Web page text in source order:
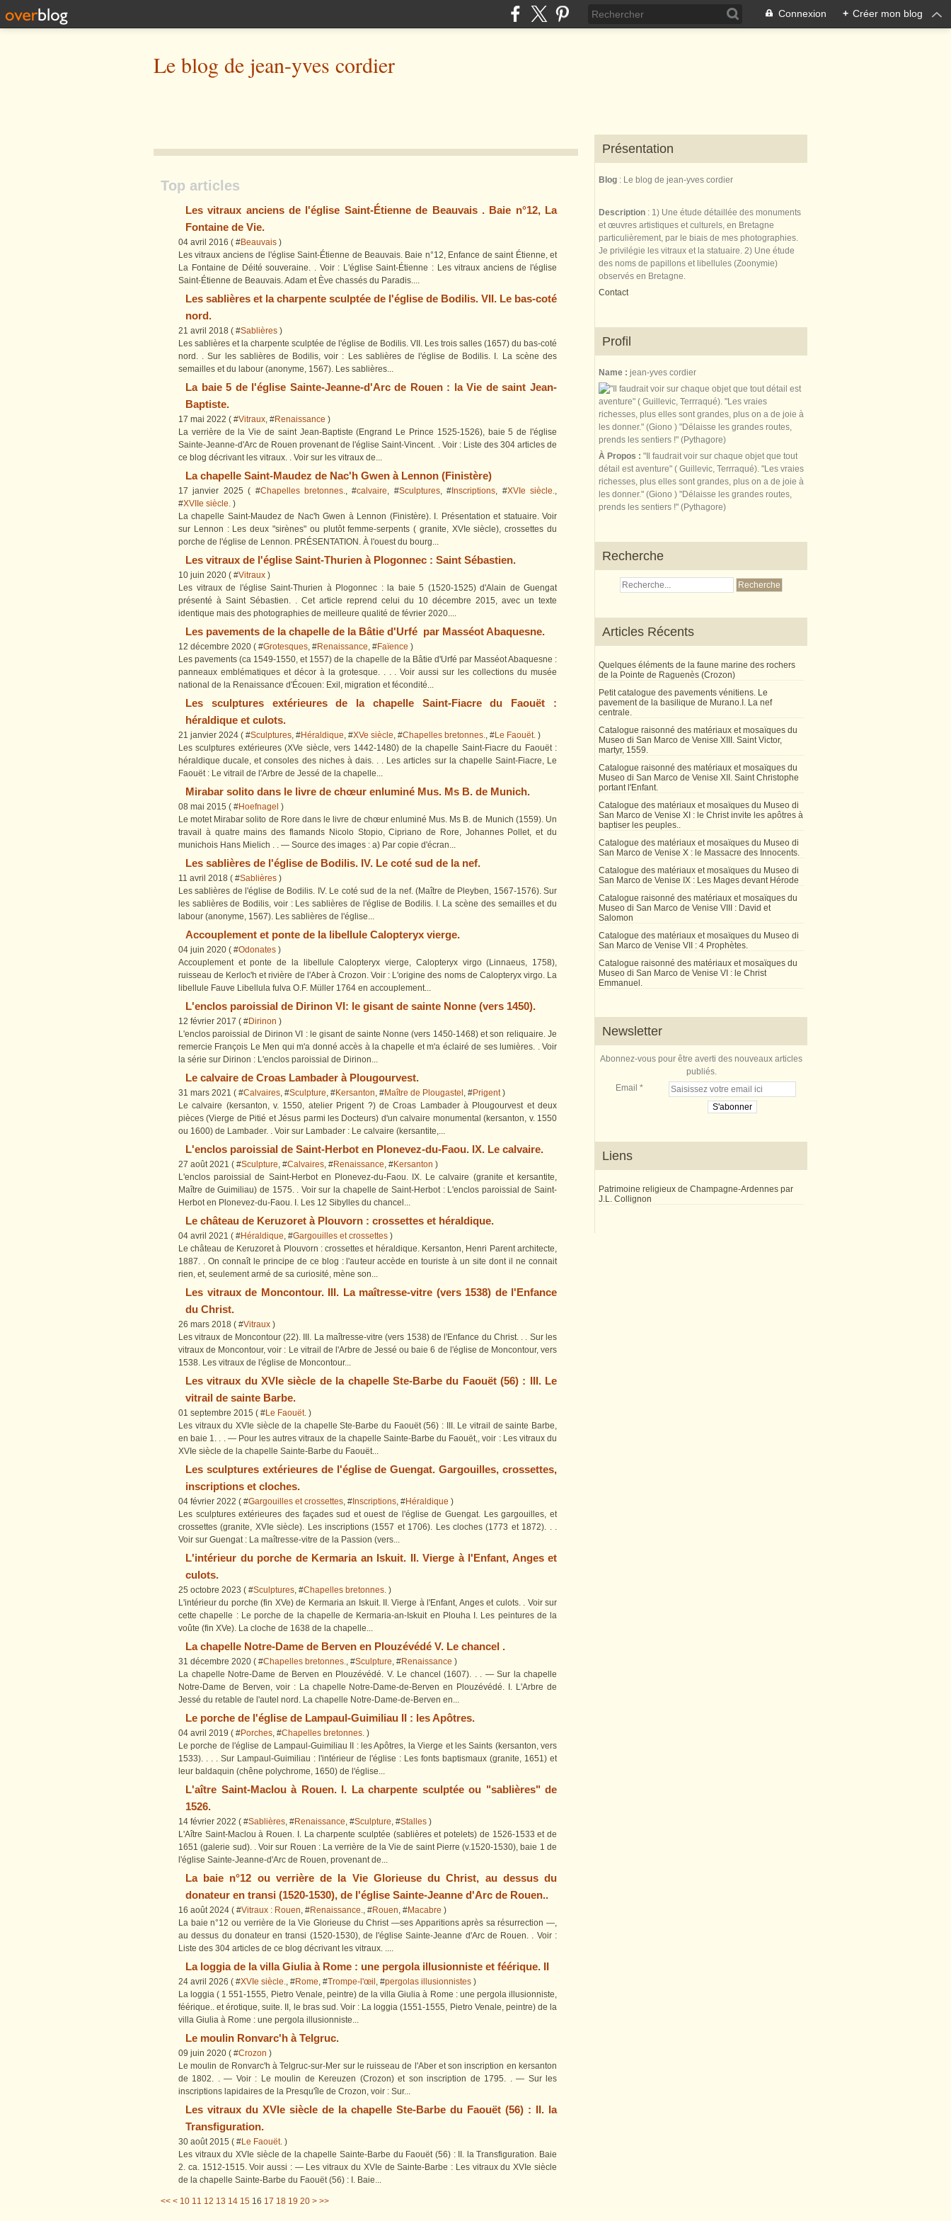
Connexion + Créer mon blog
Le blog de jean-yves cordier
Top articles
Les vitraux anciens de l'église Saint-Étienne de Beauvais . Baie n°12, La
Fontaine de Vie.
04 avril 2016 ( #Beauvais )
Les vitraux anciens de l'église Saint-Étienne de Beauvais. Baie n°12, Enfance de saint Étienne, et
La Fontaine de Déité souveraine. . Voir : L'église Saint-Étienne : Les vitraux anciens de l'église
Saint-Étienne de Beauvais. Adam et Ève chassés du Paradis....
Les sablières et la charpente sculptée de l'église de Bodilis. VII. Le bas-coté
nord.
21 avril 2018 ( #Sablières )
Les sablières et la charpente sculptée de l'église de Bodilis. VII. Les trois salles (1657) du bas-coté
nord. . Sur les sablières de Bodilis, voir : Les sablières de l'église de Bodilis. I. La scène des
semailles et du labour (anonyme, 1567). Les sablières...
La baie 5 de l'église Sainte-Jeanne-d'Arc de Rouen : la Vie de saint Jean-
Baptiste.
17 mai 2022 ( #Vitraux , #Renaissance )
La verrière de la Vie de saint Jean-Baptiste (Engrand Le Prince 1525-1526), baie 5 de l'église
Sainte-Jeanne-d'Arc de Rouen provenant de l'église Saint-Vincent. . Voir : Liste des 304 articles de
ce blog décrivant les vitraux. . Voir sur les vitraux de...
La chapelle Saint-Maudez de Nac'h Gwen à Lennon (Finistère)
17 janvier 2025 ( #Chapelles bretonnes. , #calvaire , #Sculptures, #Inscriptions , #XVIe siècle.
#XVIIe siècle. )
La chapelle Saint-Maudez de Nac'h Gwen à Lennon (Finistère). I. Présentation et statuaire. Voir
sur Lennon : Les deux "sirènes" ou plutôt femme-serpents ( granite, XVIe siècle), crossettes du
porche de l'église de Lennon. PRÉSENTATION. À l'ouest du bourg...
Les vitraux de l'église Saint-Thurien à Plogonnec : Saint Sébastien.
10 juin 2020 ( #Vitraux )
Les vitraux de l'église Saint-Thurien à Plogonnec : la baie 5 (1520-1525) d'Alain de Guengat
présenté à Saint Sébastien. . Cet article reprend celui du 10 décembre 2015, avec un texte
identique mais des photographies de meilleure qualité de février 2020....
Les pavements de la chapelle de la Bâtie d'Urfé par Masséot Abaquesne.
12 décembre 2020 ( #Grotesques , #Renaissance , #Faïence )
Les pavements (ca 1549-1550, et 1557) de la chapelle de la Bâtie d'Urfé par Masséot Abaquesne :
panneaux emblématiques et décor à la grotesque. . . . Voir aussi sur les collections du musée
national de la Renaissance d'Écouen: Exil, migration et fécondité...
Les sculptures extérieures de la chapelle Saint-Fiacre du Faouët :
héraldique et culots.
21 janvier 2024 ( #Sculptures , #Héraldique , #XVe siècle , #Chapelles bretonnes. , #Le Faouët. )
Les sculptures extérieures (XVe siècle, vers 1442-1480) de la chapelle Saint-Fiacre du Faouët :
héraldique ducale, et consoles des niches à dais. . . Les articles sur la chapelle Saint-Fiacre, Le
Faouët : Le vitrail de l'Arbre de Jessé de la chapelle...
Mirabar solito dans le livre de chœur enluminé Mus. Ms B. de Munich.
08 mai 2015 ( #Hoefnagel )
Le motet Mirabar solito de Rore dans le livre de chœur enluminé Mus. Ms B. de Munich (1559). Un
travail à quatre mains des flamands Nicolo Stopio, Cipriano de Rore, Johannes Pollet, et du
munichois Hans Mielich . . — Source des images : a) Par copie d'écran...
Les sablières de l'église de Bodilis. IV. Le coté sud de la nef.
11 avril 2018 ( #Sablières )
Les sablières de l'église de Bodilis. IV. Le coté sud de la nef. (Maître de Pleyben, 1567-1576). Sur
les sablières de Bodilis, voir : Les sablières de l'église de Bodilis. I. La scène des semailles et du
labour (anonyme, 1567). Les sablières de l'église...
Accouplement et ponte de la libellule Calopteryx vierge.
04 juin 2020 ( #Odonates )
Accouplement et ponte de la libellule Calopteryx vierge, Calopteryx virgo (Linnaeus, 1758),
ruisseau de Kerloc'h et rivière de l'Aber à Crozon. Voir : L'origine des noms de Calopteryx virgo. La
libellule Fauve Libellula fulva O.F. Müller 1764 en accouplement...
L'enclos paroissial de Dirinon VI: le gisant de sainte Nonne (vers 1450).
12 février 2017 ( #Dirinon )
L'enclos paroissial de Dirinon VI : le gisant de sainte Nonne (vers 1450-1468) et son reliquaire. Je
remercie François Le Men qui m'a donné accès à la chapelle et m'a éclairé de ses lumières. . Voir
la série sur Dirinon : L'enclos paroissial de Dirinon...
Le calvaire de Croas Lambader à Plougourvest.
31 mars 2021 ( #Calvaires , #Sculpture , #Kersanton , #Maître de Plougastel , #Prigent)
Le calvaire (kersanton, v. 1550, atelier Prigent ?) de Croas Lambader à Plougourvest et deux
pièces (Vierge de Pitié et Jésus parmi les Docteurs) d'un calvaire monumental (kersanton, v. 1550
ou 1600) de Lambader. . Voir sur Lambader : Le calvaire (kersantite,...
L'enclos paroissial de Saint-Herbot en Plonevez-du-Faou. IX. Le calvaire.
27 août 2021 ( #Sculpture , #Calvaires , #Renaissance , #Kersanton )
L'enclos paroissial de Saint-Herbot en Plonevez-du-Faou. IX. Le calvaire (granite et kersantite,
Maître de Guimiliau) de 1575. . Voir sur la chapelle de Saint-Herbot : L'enclos paroissial de Saint-
Herbot en Plonevez-du-Faou. I. Les 12 Sibylles du chancel...
Le château de Keruzoret à Plouvorn : crossettes et héraldique.
04 avril 2021 ( #Héraldique , #Gargouilles et crossettes )
Le château de Keruzoret à Plouvorn : crossettes et héraldique. Kersanton, Henri Parent architecte,
1887. . On connaît le principe de ce blog : l'auteur accède en touriste à un site dont il ne connait
rien, et, seulement armé de sa curiosité, mène son...
Les vitraux de Moncontour. III. La maîtresse-vitre (vers 1538) de l'Enfance
du Christ.
26 mars 2018 ( #Vitraux )
Les vitraux de Moncontour (22). III. La maîtresse-vitre (vers 1538) de l'Enfance du Christ. . . Sur les
vitraux de Moncontour, voir : Le vitrail de l'Arbre de Jessé ou baie 6 de l'église de Moncontour, vers
1538. Les vitraux de l'église de Moncontour...
Les vitraux du XVIe siècle de la chapelle Ste-Barbe du Faouët (56) : III. Le
vitrail de sainte Barbe.
01 septembre 2015 ( #Le Faouët. )
Les vitraux du XVIe siècle de la chapelle Ste-Barbe du Faouët (56) : III. Le vitrail de sainte Barbe,
en baie 1. . . — Pour les autres vitraux de la chapelle Sainte-Barbe du Faouët,, voir : Les vitraux du
XVIe siècle de la chapelle Sainte-Barbe du Faouët...
Les sculptures extérieures de l'église de Guengat. Gargouilles, crossettes,
inscriptions et cloches.
04 février 2022 ( #Gargouilles et crossettes , #Inscriptions , #Héraldique )
Les sculptures extérieures des façades sud et ouest de l'église de Guengat. Les gargouilles, et
crossettes (granite, XVIe siècle). Les inscriptions (1557 et 1706). Les cloches (1773 et 1872). . .
Voir sur Guengat : La maîtresse-vitre de la Passion (vers...
L'intérieur du porche de Kermaria an Iskuit. II. Vierge à l'Enfant, Anges et
culots.
25 octobre 2023 ( #Sculptures , #Chapelles bretonnes. )
L'intérieur du porche (fin XVe) de Kermaria an Iskuit. II. Vierge à l'Enfant, Anges et culots. . Voir sur
cette chapelle : Le porche de la chapelle de Kermaria-an-Iskuit en Plouha I. Les peintures de la
voûte (fin XVe). La cloche de 1638 de la chapelle...
La chapelle Notre-Dame de Berven en Plouzévédé V. Le chancel .
31 décembre 2020 ( #Chapelles bretonnes. , #Sculpture , #Renaissance )
La chapelle Notre-Dame de Berven en Plouzévédé. V. Le chancel (1607). . . — Sur la chapelle
Notre-Dame de Berven, voir : La chapelle Notre-Dame-de-Berven en Plouzévédé. I. L'Arbre de
Jessé du retable de l'autel nord. La chapelle Notre-Dame-de-Berven en...
Le porche de l'église de Lampaul-Guimiliau II : les Apôtres.
04 avril 2019 ( #Porches , #Chapelles bretonnes. )
Le porche de l'église de Lampaul-Guimiliau II : les Apôtres, la Vierge et les Saints (kersanton, vers
1533). . . . Sur Lampaul-Guimiliau : l'intérieur de l'église : Les fonts baptismaux (granite, 1651) et
leur baldaquin (chêne polychrome, 1650) de l'église...
L'aître Saint-Maclou à Rouen. I. La charpente sculptée ou "sablières" de
1526.
14 février 2022 ( #Sablières , #Renaissance , #Sculpture , #Stalles )
L'Aître Saint-Maclou à Rouen. I. La charpente sculptée (sablières et potelets) de 1526-1533 et de
1651 (galerie sud). . Voir sur Rouen : La verrière de la Vie de saint Pierre (v.1520-1530), baie 1 de
l'église Sainte-Jeanne-d'Arc de Rouen, provenant de...
La baie n°12 ou verrière de la Vie Glorieuse du Christ, au dessus du
donateur en transi (1520-1530), de l'église Sainte-Jeanne d'Arc de Rouen..
16 août 2024 ( #Vitraux : Rouen , #Renaissance. , #Rouen , #Macabre )
La baie n°12 ou verrière de la Vie Glorieuse du Christ —ses Apparitions après sa résurrection —,
au dessus du donateur en transi (1520-1530), de l'église Sainte-Jeanne d'Arc de Rouen. . Voir :
Liste des 304 articles de ce blog décrivant les vitraux. ....
La loggia de la villa Giulia à Rome : une pergola illusionniste et féérique. II
24 avril 2026 ( #XVIe siècle. , #Rome , #Trompe-l'œil , #pergolas illusionnistes )
La loggia ( 1 551-1555, Pietro Venale, peintre) de la villa Giulia à Rome : une pergola illusionniste,
féérique.. et érotique, suite. II, le bras sud. Voir : La loggia (1551-1555, Pietro Venale, peintre) de la
villa Giulia à Rome : une pergola illusionniste...
Le moulin Ronvarc'h à Telgruc.
09 juin 2020 ( #Crozon )
Le moulin de Ronvarc'h à Telgruc-sur-Mer sur le ruisseau de l'Aber et son inscription en kersanton
de 1802. . — Voir : Le moulin de Kereuzen (Crozon) et son inscription de 1795. . — Sur les
inscriptions lapidaires de la Presqu'île de Crozon, voir : Sur...
Les vitraux du XVIe siècle de la chapelle Ste-Barbe du Faouët (56) : II. la
Transfiguration.
30 août 2015 ( #Le Faouët. )
Les vitraux du XVIe siècle de la chapelle Sainte-Barbe du Faouët (56) : II. la Transfiguration. Baie
2. ca. 1512-1515. Voir aussi : — Les vitraux du XVIe de Sainte-Barbe : Les vitraux du XVIe siècle
de la chapelle Sainte-Barbe du Faouët (56) : I. Baie...
<< < 10 11 12 13 14 15 16 17 18 19 20 30
40
50
60
70
80
90
> >>
Présentation
Blog : Le blog de jean-yves cordier
Description : 1) Une étude détaillée des monuments
et œuvres artistiques et culturels, en Bretagne
particulièrement, par le biais de mes photographies.
Je privilégie les vitraux et la statuaire. 2) Une étude
des noms de papillons et libellules (Zoonymie)
observés en Bretagne.
Contact
Profil
Name : jean-yves cordier
À Propos : "Il faudrait voir sur chaque objet que tout
détail est aventure" ( Guillevic, Terrraqué). "Les vraies
richesses, plus elles sont grandes, plus on a de joie à
les donner." (Giono ) "Délaisse les grandes routes,
prends les sentiers !" (Pythagore)
Recherche
Articles Récents
Quelques éléments de la faune marine des rochers
de la Pointe de Raguenès (Crozon)
Petit catalogue des pavements vénitiens. Le
pavement de la basilique de Murano.I. La nef
centrale.
Catalogue raisonné des matériaux et mosaïques du
Museo di San Marco de Venise XIII. Saint Victor,
martyr, 1559.
Catalogue raisonné des matériaux et mosaïques du
Museo di San Marco de Venise XII. Saint Christophe
portant l'Enfant.
Catalogue des matériaux et mosaïques du Museo di
San Marco de Venise XI : le Christ invite les apôtres à
baptiser les peuples..
Catalogue des matériaux et mosaïques du Museo di
San Marco de Venise X : le Massacre des Innocents.
Catalogue des matériaux et mosaïques du Museo di
San Marco de Venise IX : Les Mages devant Hérode
Catalogue raisonné des matériaux et mosaïques du
Museo di San Marco de Venise VIII : David et
Salomon
Catalogue des matériaux et mosaïques du Museo di
San Marco de Venise VII : 4 Prophètes.
Catalogue raisonné des matériaux et mosaïques du
Museo di San Marco de Venise VI : le Christ
Emmanuel.
Newsletter
Abonnez-vous pour être averti des nouveaux articles
publiés.
Email
Liens
Patrimoine religieux de Champagne-Ardennes par
J.L. Collignon